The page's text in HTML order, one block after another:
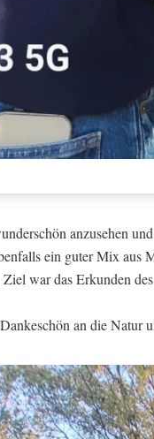
anzusehen
ein guter Mix aus
war das Erkunden
an die Natur